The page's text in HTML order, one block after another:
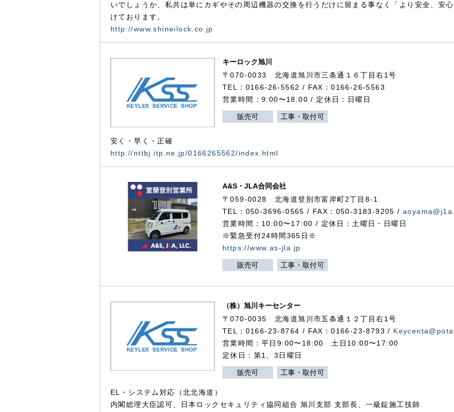
いでしょうか、私共は単にカギやその周辺機器の交換を行うだけに留まる事なく「より安全、安
けております。
http://www.shineilock.co.jp
キーロック旭川
〒070-0033 北海道旭川市三条通１６丁目右1号
TEL：0166-26-5562 / FAX：0166-26-5563
営業時間：9:00〜18:00 / 定休日：日曜日
販売可 工事・取付可
安く・早く・正確
http://nttbj.itp.ne.jp/0166265562/index.html
A&S・JLA合同会社
〒059-0028北海道登別市富岸町2丁目 8-1
TEL：050-3696-0565 / FAX：050-3183-9205 /
営業時間：10:00〜17:00 / 定休日：土曜日・日曜日
※緊急受付24時間365日※
https://www.as-jla.jp
販売可 工事・取付可
（株）旭川キーセンター
〒070-0035 北海道旭川市五条通１２丁目右1号
TEL：0166-23-8764 / FAX：0166-23-8793 /
営業時間：平日9:00〜18:00 土日10:00〜17:00
定休日：第1、3日曜日
販売可 工事・取付可
EL・システム対応（北北海道）
内閣総理大臣認可、日本ロックセキュリティ協同組合 旭川支部 支部長、一級錠施工技師